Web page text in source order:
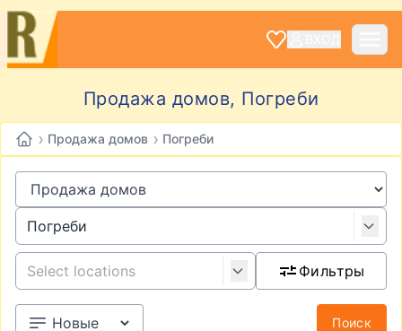
Продажа домов, Погреби
› Продажа домов › Погреби
Фильтры
Поиск